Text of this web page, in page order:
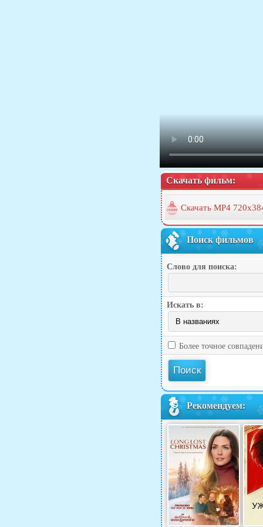
Скачать фильм:
Скачать MP4
Поиск фильмов
Слово для поиска:
Искать в:
Более точное
Рекомендуем: